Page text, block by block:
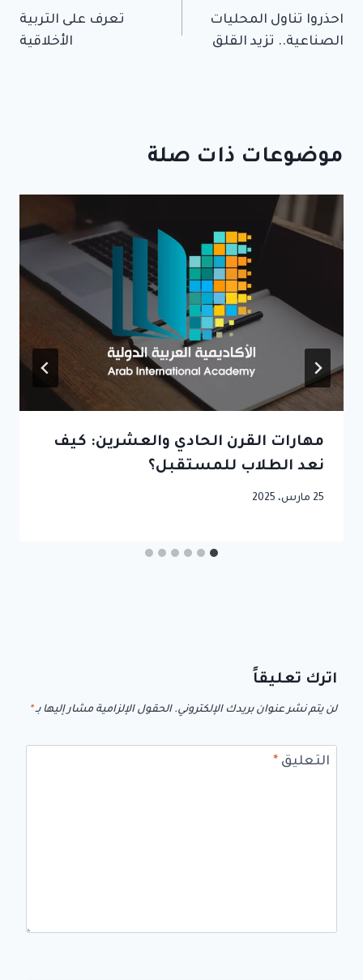
المقالات
احذروا تناول المحليات
الصناعية.. تزيد القلق
تعرف على التربية
الأخلاقية
موضوعات ذات صلة
مهارات القرن الحادي والعشرين: كيف
نعد الطلاب للمستقبل؟
25 مارس، 2025
اترك تعليقاً
لن يتم نشر عنوان بريدك الإلكتروني. الحقول الإلزامية مشار إليها بـ*
التعليق *